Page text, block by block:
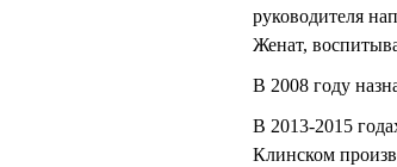
руководителя
Женат,
В 2008 году
В 2013-2015
Клинском